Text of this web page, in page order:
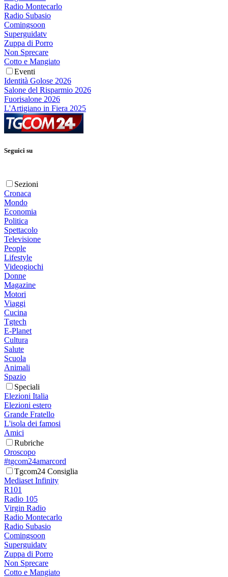
Radio Montecarlo
Radio Subasio
Comingsoon
Superguidatv
Zuppa di Porro
Non Sprecare
Cotto e Mangiato
Eventi
Identità Golose 2026
Salone del Risparmio 2026
Fuorisalone 2026
L'Artigiano in Fiera 2025
Seguici su
Sezioni
Cronaca
Mondo
Economia
Politica
Spettacolo
Televisione
People
Lifestyle
Videogiochi
Donne
Magazine
Motori
Viaggi
Cucina
Tgtech
E-Planet
Cultura
Salute
Scuola
Animali
Spazio
Speciali
Elezioni Italia
Elezioni estero
Grande Fratello
L'isola dei famosi
Amici
Rubriche
Oroscopo
#tgcom24amarcord
Tgcom24 Consiglia
Mediaset Infinity
R101
Radio 105
Virgin Radio
Radio Montecarlo
Radio Subasio
Comingsoon
Superguidatv
Zuppa di Porro
Non Sprecare
Cotto e Mangiato